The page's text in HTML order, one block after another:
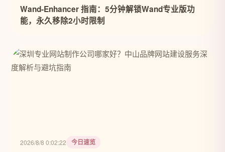
Wand-Enhancer 指南：5分钟解锁Wand专业版功
能，永久移除2小时限制
2026/8/8 0:02:22 今日速览